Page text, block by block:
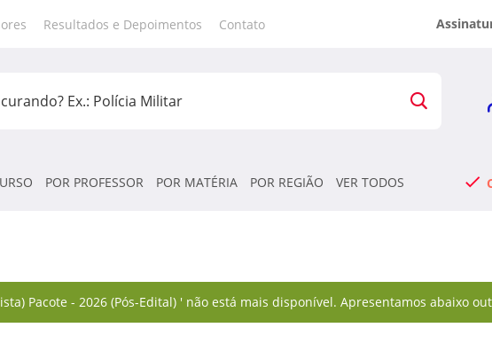
Resultados e Depoimentos Contato
POR PROFESSOR POR MATÉRIA POR REGIÃO VER TODOS
Pacote - 2026 (Pós-Edital) ' não está mais disponível. Apresentamos abaixo